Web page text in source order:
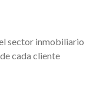
sector inmobiliario
cada cliente